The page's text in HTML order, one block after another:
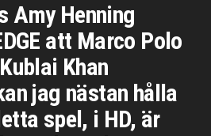
Amy Henning
att Marco Polo
Khan
jag nästan hålla
spel, i HD, är